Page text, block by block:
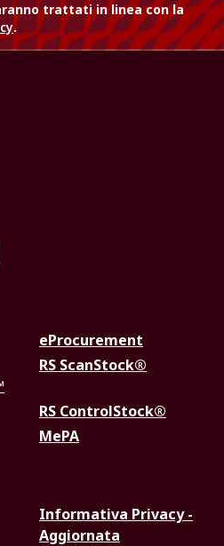
trattati in linea con la
.
eProcurement
RS ScanStock®
RS ControlStock®
MePA
Informativa Privacy -
Aggiornata